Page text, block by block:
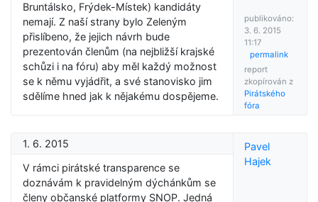
Bruntálsko, Frýdek-Místek) kandidáty
nemají. Z naší strany bylo Zeleným
přislíbeno, že jejich návrh bude
prezentován členům (na nejbližší krajské
schůzi i na fóru) aby měl každý možnost
se k němu vyjádřit, a své stanovisko jim
sdělíme hned jak k nějakému dospějeme.
publikováno:
3. 6. 2015
11:17
permalink
report
zkopírován z
Pirátského
fóra
1. 6. 2015
V rámci pirátské transparence se
doznávám k pravidelným dýchánkům se
členy občanské platformy SNOP. Jedná
Pavel
Hajek